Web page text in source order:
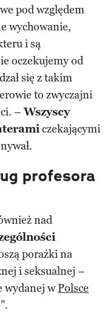
pod względem
wychowanie,
i są
oczekujemy od
się z takim
to zwyczajni
–Wszyscy
czekającymi
profesora
nad
porażki na
i seksualnej –
wydanej wPolsce